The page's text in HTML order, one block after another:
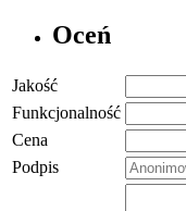
Oceń
Jakość
Funkcjonalność
Cena
Podpis